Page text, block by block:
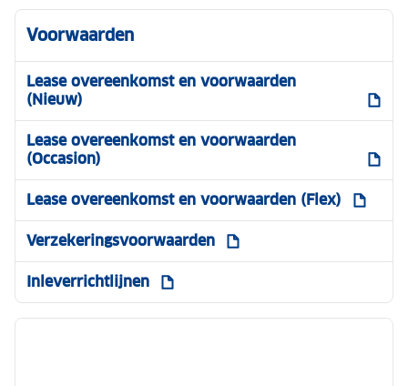
Voorwaarden
Lease overeenkomst en voorwaarden
(Nieuw)
Lease overeenkomst en voorwaarden
(Occasion)
Lease overeenkomst en voorwaarden (Flex)
Verzekeringsvoorwaarden
Inleverrichtlijnen